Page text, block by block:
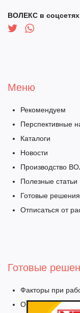
ВОЛЕКС в соцсетях
Меню
Рекомендуем
Перспективные
Каталоги
Новости
Производство
Полезные статьи
Готовые решения
Отписаться от
Готовые
Факторы при
Обработка